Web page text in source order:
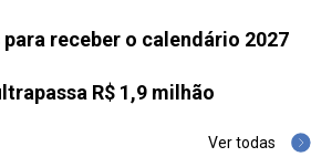
receber o calendário 2027
R$ 1,9 milhão
Ver todas